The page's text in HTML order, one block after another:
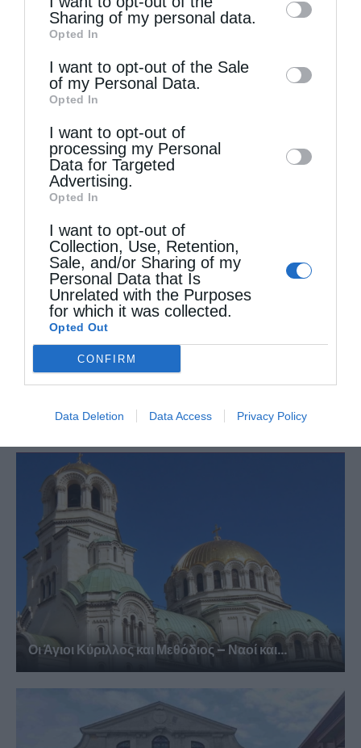
information by third parties on the IAB’s list
of downstream participants. This
information may also be disclosed by us to
third parties on theIAB’s List of
Downstream Participants
disclose it to other third parties.
Sharing of my personal data.
Opted In
I want to opt-out of the Sale
of my Personal Data.
Opted In
I want to opt-out of
processing my Personal
Data for Targeted
Advertising.
Opted In
I want to opt-out of
Collection, Use, Retention,
Sale, and/or Sharing of my
Personal Data that Is
Unrelated with the Purposes
for which it was collected.
Opted Out
CONFIRM
Data Deletion Data Access Privacy Policy
Το «αμίλητο νερό» στα έθιμα της ελληνικής
λαϊκής...
Μοναχών
Οι Άγιοι Κύριλλος και Μεθόδιος – Ναοί και...